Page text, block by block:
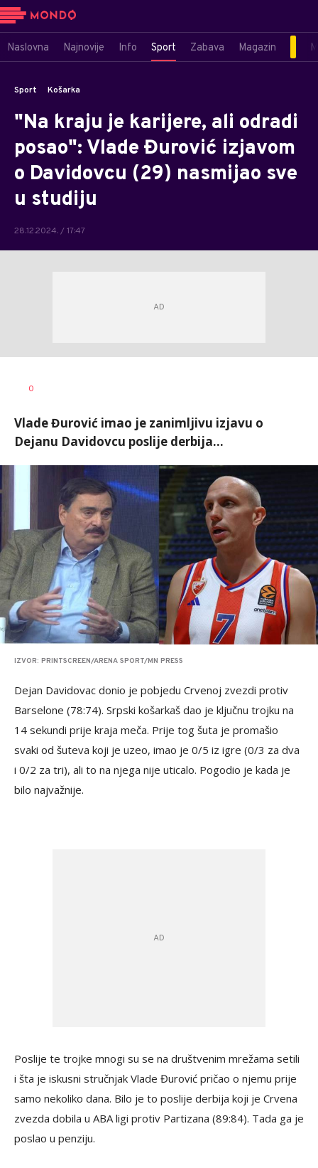
Naslovna Najnovije Info Sport Zabava Magazin
Sport Košarka
"Na kraju je karijere, ali odradi
posao": Vlade Đurović izjavom
o Davidovcu (29) nasmijao sve
u studiju
28.12.2024. / 17:47
AUTOR
0
Vlade Đurović imao je zanimljivu izjavu o
Dejanu Davidovcu poslije derbija...
IZVOR: PRINTSCREEN/ARENA SPORT/MN PRESS
Dejan Davidovac donio je pobjedu Crvenoj zvezdi protiv
Barselone (78:74). Srpski košarkaš dao je ključnu trojku na
14 sekundi prije kraja meča. Prije tog šuta je promašio
svaki od šuteva koji je uzeo, imao je 0/5 iz igre (0/3 za dva
i 0/2 za tri), ali to na njega nije uticalo. Pogodio je kada je
bilo najvažnije.
Poslije te trojke mnogi su se na društvenim mrežama setili
i šta je iskusni stručnjak Vlade Đurović pričao o njemu prije
samo nekoliko dana. Bilo je to poslije derbija koji je Crvena
zvezda dobila u ABA ligi protiv Partizana (89:84). Tada ga je
poslao u penziju.